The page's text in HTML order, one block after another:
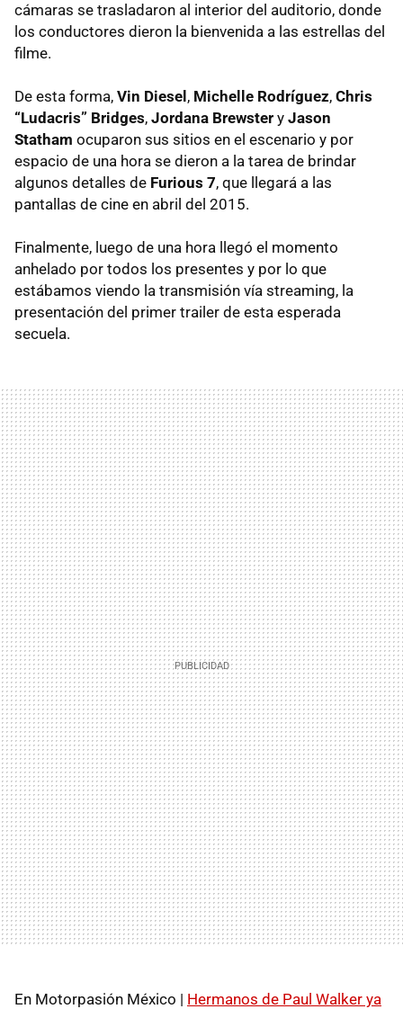
cámaras se trasladaron al interior del auditorio, donde
los conductores dieron la bienvenida a las estrellas del
filme.
De esta forma, Vin Diesel , Michelle Rodríguez, Chris
“Ludacris” Bridges, Jordana Brewster y Jason
Statham ocuparon sus sitios en el escenario y por
espacio de una hora se dieron a la tarea de brindar
algunos detalles de Furious 7, que llegará a las
pantallas de cine en abril del 2015.
Finalmente, luego de una hora llegó el momento
anhelado por todos los presentes y por lo que
estábamos viendo la transmisión vía streaming, la
presentación del primer trailer de esta esperada
secuela.
En Motorpasión México | Hermanos de Paul Walker ya